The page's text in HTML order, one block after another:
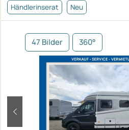
Händlerinserat Neu
47 Bilder 360°
zurück